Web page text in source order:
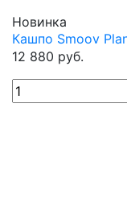
Новинка
Кашпо Smoov
12 880 руб.